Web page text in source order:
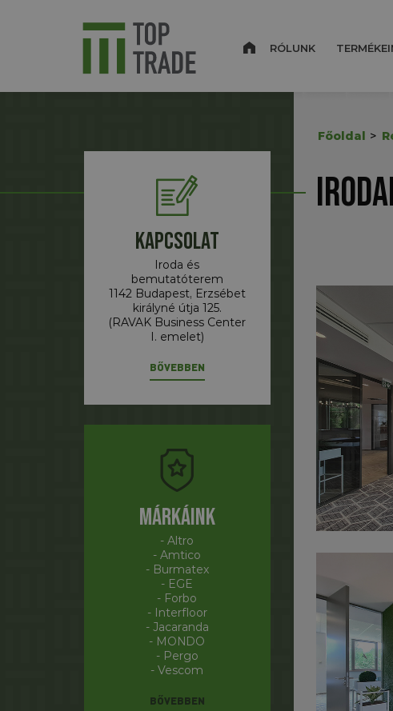
RÓLUNK
Kapcsolat
Iroda és
bemutatóterem
1142 Budapest, Erzsébet
királyné útja 125.
(RAVAK Business Center
I. emelet)
BŐVEBBEN
Márkáink
- Altro
- Amtico
- Burmatex
- EGE
- Forbo
- Interfloor
- Jacaranda
- MONDO
- Pergo
- Vescom
BŐVEBBEN
Főoldal